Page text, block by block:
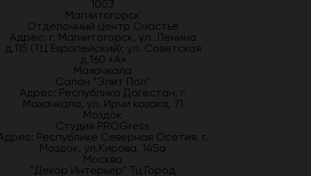
1003
Магнитогорск
Отделочный центр Счастье
Адрес: г. Магнитогорск, ул. Ленина
д.115 (ТЦ Европейский); ул. Советская
д.160 «А»
Махачкала
Салон "Элит Пол"
Адрес: Республика Дагестан, г.
Махачкала, ул. Ирчи казака, 71
Моздок
Студия PROGress
Республике Северная Осетия, г.
Моздок, ул.Кирова, 145а
Москва
"Декор Интерьер" Тц Город